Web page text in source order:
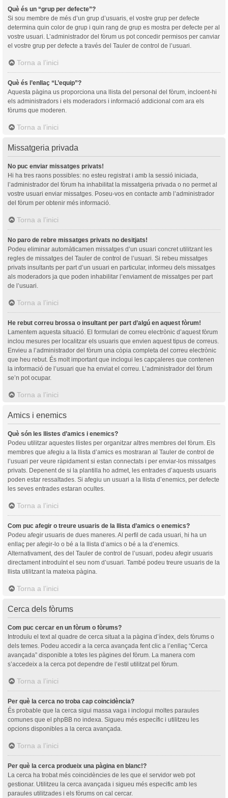
Què és un “grup per defecte”?
Si sou membre de més d’un grup d’usuaris, el vostre grup per defecte
determina quin color de grup i quin rang de grup es mostra per defecte per al
vostre usuari. L’administrador del fòrum us pot concedir permisos per canviar
el vostre grup per defecte a través del Tauler de control de l’usuari.
Torna a l’inici
Què és l’enllaç “L’equip”?
Aquesta pàgina us proporciona una llista del personal del fòrum, incloent-hi
els administradors i els moderadors i informació addicional com ara els
fòrums que moderen.
Torna a l’inici
Missatgeria privada
No puc enviar missatges privats!
Hi ha tres raons possibles: no esteu registrat i amb la sessió iniciada,
l’administrador del fòrum ha inhabilitat la missatgeria privada o no permet al
vostre usuari enviar missatges. Poseu-vos en contacte amb l’administrador
del fòrum per obtenir més informació.
Torna a l’inici
No paro de rebre missatges privats no desitjats!
Podeu eliminar automàticamen missatges d’un usuari concret utilitzant les
regles de missatges del Tauler de control de l’usuari. Si rebeu missatges
privats insultants per part d’un usuari en particular, informeu dels missatges
als moderadors ja que poden inhabilitar l’enviament de missatges per part
de l’usuari.
Torna a l’inici
He rebut correu brossa o insultant per part d’algú en aquest fòrum!
Lamentem aquesta situació. El formulari de correu electrònic d’aquest fòrum
inclou mesures per localitzar els usuaris que envien aquest tipus de correus.
Envieu a l’administrador del fòrum una còpia completa del correu electrònic
que heu rebut. És molt important que inclogui les capçaleres que contenen
la informació de l’usuari que ha enviat el correu. L’administrador del fòrum
se’n pot ocupar.
Torna a l’inici
Amics i enemics
Què són les llistes d’amics i enemics?
Podeu utilitzar aquestes llistes per organitzar altres membres del fòrum. Els
membres que afegiu a la llista d’amics es mostraran al Tauler de control de
l’usuari per veure ràpidament si estan connectats i per enviar-los missatges
privats. Depenent de si la plantilla ho admet, les entrades d’aquests usuaris
poden estar ressaltades. Si afegiu un usuari a la llista d’enemics, per defecte
les seves entrades estaran ocultes.
Torna a l’inici
Com puc afegir o treure usuaris de la llista d’amics o enemics?
Podeu afegir usuaris de dues maneres. Al perfil de cada usuari, hi ha un
enllaç per afegir-lo o bé a la llista d’amics o bé a la d’enemics.
Alternativament, des del Tauler de control de l’usuari, podeu afegir usuaris
directament introduïnt el seu nom d’usuari. També podeu treure usuaris de la
llista utilitzant la mateixa pàgina.
Torna a l’inici
Cerca dels fòrums
Com puc cercar en un fòrum o fòrums?
Introduïu el text al quadre de cerca situat a la pàgina d’índex, dels fòrums o
dels temes. Podeu accedir a la cerca avançada fent clic a l’enllaç “Cerca
avançada” disponible a totes les pàgines del fòrum. La manera com
s’accedeix a la cerca pot dependre de l’estil utilitzat pel fòrum.
Torna a l’inici
Per què la cerca no troba cap coincidència?
És probable que la cerca sigui massa vaga i inclogui moltes paraules
comunes que el phpBB no indexa. Sigueu més específic i utilitzeu les
opcions disponibles a la cerca avançada.
Torna a l’inici
Per què la cerca produeix una pàgina en blanc!?
La cerca ha trobat més coincidències de les que el servidor web pot
gestionar. Utilitzeu la cerca avançada i sigueu més especific amb les
paraules utilitzades i els fòrums on cal cercar.